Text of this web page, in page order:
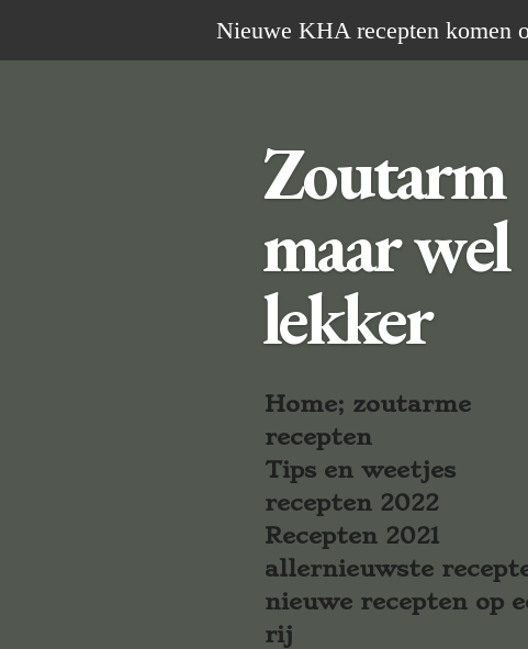
direct
Nieuwe KHA recepten komen
Zoutarm
maar wel
lekker
Home; zoutarme
recepten
Tips en weetjes
recepten 2022
Recepten 2021
allernieuwste
nieuwe recepten op
rij